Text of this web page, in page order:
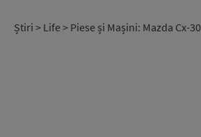
Știri > Life> Piese și Mașini: Mazda Cx-30
RADIO